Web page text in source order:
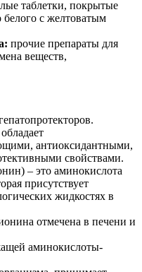
таблетки, покрытые
белого с желтоватым
прочие препараты для
веществ,
обладает
антиоксидантными,
свойствами.
– это аминокислота
присутствует
жидкостях в
отмечена в печени и
аминокислоты-